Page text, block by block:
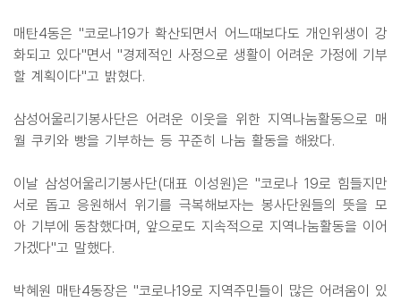
매탄4동은 "코로나19가 확산되면서 어느때보다도 개인위생이 강
화되고 있다"면서 "경제적인 사정으로 생활이 어려운 가정에 기부
할 계획이다"고 밝혔다.
삼성어울리기봉사단은 어려운 이웃을 위한 지역나눔활동으로 매
월 쿠키와 빵을 기부하는 등 꾸준히 나눔 활동을 해왔다.
이날 삼성어울리기봉사단(대표 이성원)은 "코로나 19로 힘들지만
서로 돕고 응원해서 위기를 극복해보자는 봉사단원들의 뜻을 모
아 기부에 동참했다며, 앞으로도 지속적으로 지역나눔활동을 이어
가겠다"고 말했다.
박혜원 매탄4동장은 "코로나19로 지역주민들이 많은 어려움이 있